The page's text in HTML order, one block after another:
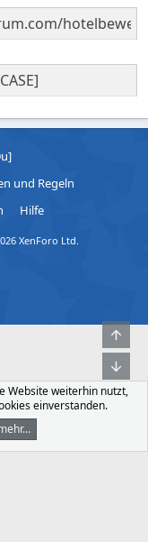
und Regeln
Hilfe
XenForo Ltd.
Anmelden
Website weiterhin nutzt,
einverstanden.